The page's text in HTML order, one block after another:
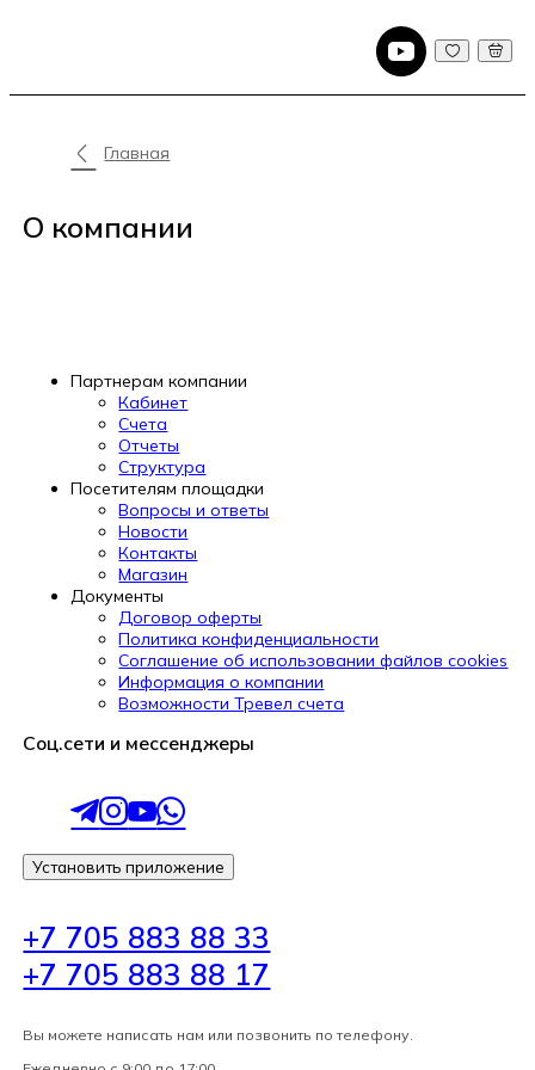
Главная
О компании
+7 705 883 88 33
+7 705 883 88 17
Вы можете написать нам или позвонить по телефону.
Партнерам компании
Кабинет
Счета
Отчеты
Структура
Посетителям площадки
Вопросы и ответы
Новости
Контакты
Магазин
Документы
Договор оферты
Политика конфиденциальности
Соглашение об использовании файлов cookies
Информация о компании
Возможности Тревел счета
Соц.сети и мессенджеры
Установить приложение